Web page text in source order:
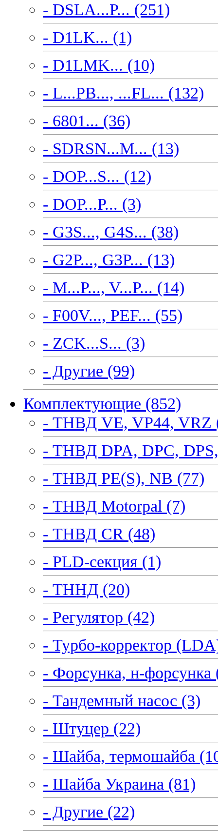
- DSLA...P... (251)
- D1LK... (1)
- D1LMK... (10)
- L...PB..., ...FL... (132)
- 6801... (36)
- SDRSN...M... (13)
- DOP...S... (12)
- DOP...P... (3)
- G3S..., G4S... (38)
- G2P..., G3P... (13)
- M...P..., V...P... (14)
- F00V..., PEF... (55)
- ZCK...S... (3)
- Другие (99)
Комплектующие (852)
- ТНВД VE, VP44, VRZ
- ТНВД DPA, DPC,
- ТНВД PE(S), NB (77)
- ТНВД Motorpal (7)
- ТНВД CR (48)
- PLD-секция (1)
- ТННД (20)
- Регулятор (42)
- Турбо-корректор
- Форсунка, н-форсунка
- Тандемный насос (3)
- Штуцер (22)
- Шайба, термошайба
- Шайба Украина (81)
- Другие (22)